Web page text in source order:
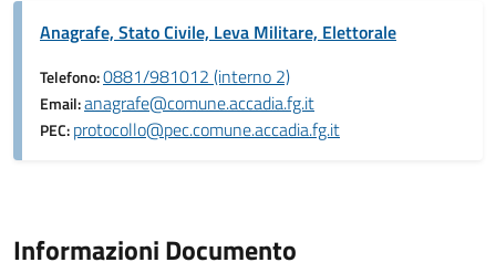
Anagrafe, Stato Civile, Leva Militare, Elettorale
Telefono:0881/981012 (interno 2)
Email:anagrafe@comune.accadia.fg.it
PEC:protocollo@pec.comune.accadia.fg.it
Informazioni Documento